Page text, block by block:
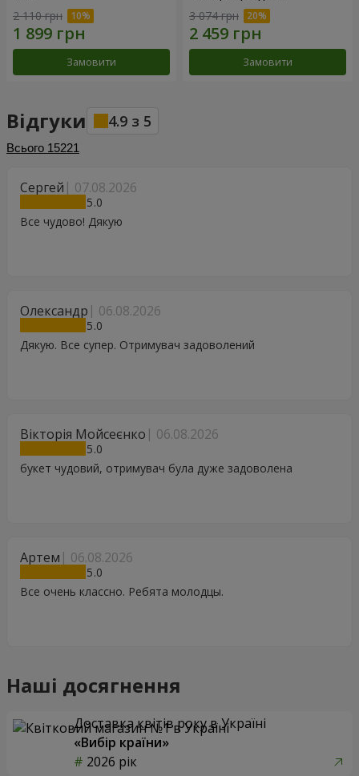
2 110 грн
Замовити
3 074 грн
Замовити
Відгуки 4.9 з 5
Всього 15221
Сергей 07.08.2026
5
Все чудово! Дякую
Олександр 06.08.2026
5
Дякую. Все супер. Отримувач задоволений
Вікторія Мойсеєнко 06.08.2026
5
букет чудовий, отримувач була дуже задоволена
Артем 06.08.2026
5
Все очень классно. Ребята молодцы.
Наші досягнення
Доставка квітів року в Україні
«Вибір країни»
2026 рік